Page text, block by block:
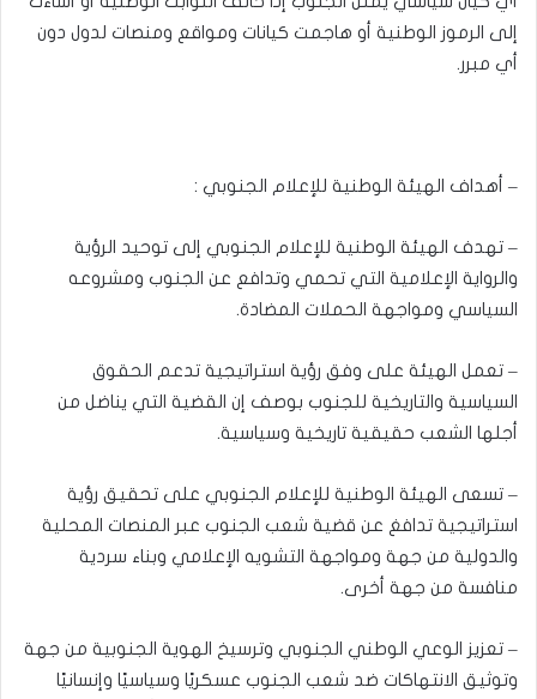
إلى الرموز الوطنية أو هاجمت كيانات ومواقع ومنصات لدول دون
أي مبرر.
– أهداف الهيئة الوطنية للإعلام الجنوبي :
– تهدف الهيئة الوطنية للإعلام الجنوبي إلى توحيد الرؤية
والرواية الإعلامية التي تحمي وتدافع عن الجنوب ومشروعه
السياسي ومواجهة الحملات المضادة.
– تعمل الهيئة على وفق رؤية استراتيجية تدعم الحقوق
السياسية والتاريخية للجنوب بوصف إن القضية التي يناضل من
أجلها الشعب حقيقية تاريخية وسياسية.
– تسعى الهيئة الوطنية للإعلام الجنوبي على تحقيق رؤية
استراتيجية تدافغ عن قضية شعب الجنوب عبر المنصات المحلية
والدولية من جهة ومواجهة التشويه الإعلامي وبناء سردية
منافسة من جهة أخرى.
– تعزيز الوعي الوطني الجنوبي وترسيخ الهوية الجنوبية من جهة
وتوثيق الانتهاكات ضد شعب الجنوب عسكريًا وسياسيًا وإنسانيًا